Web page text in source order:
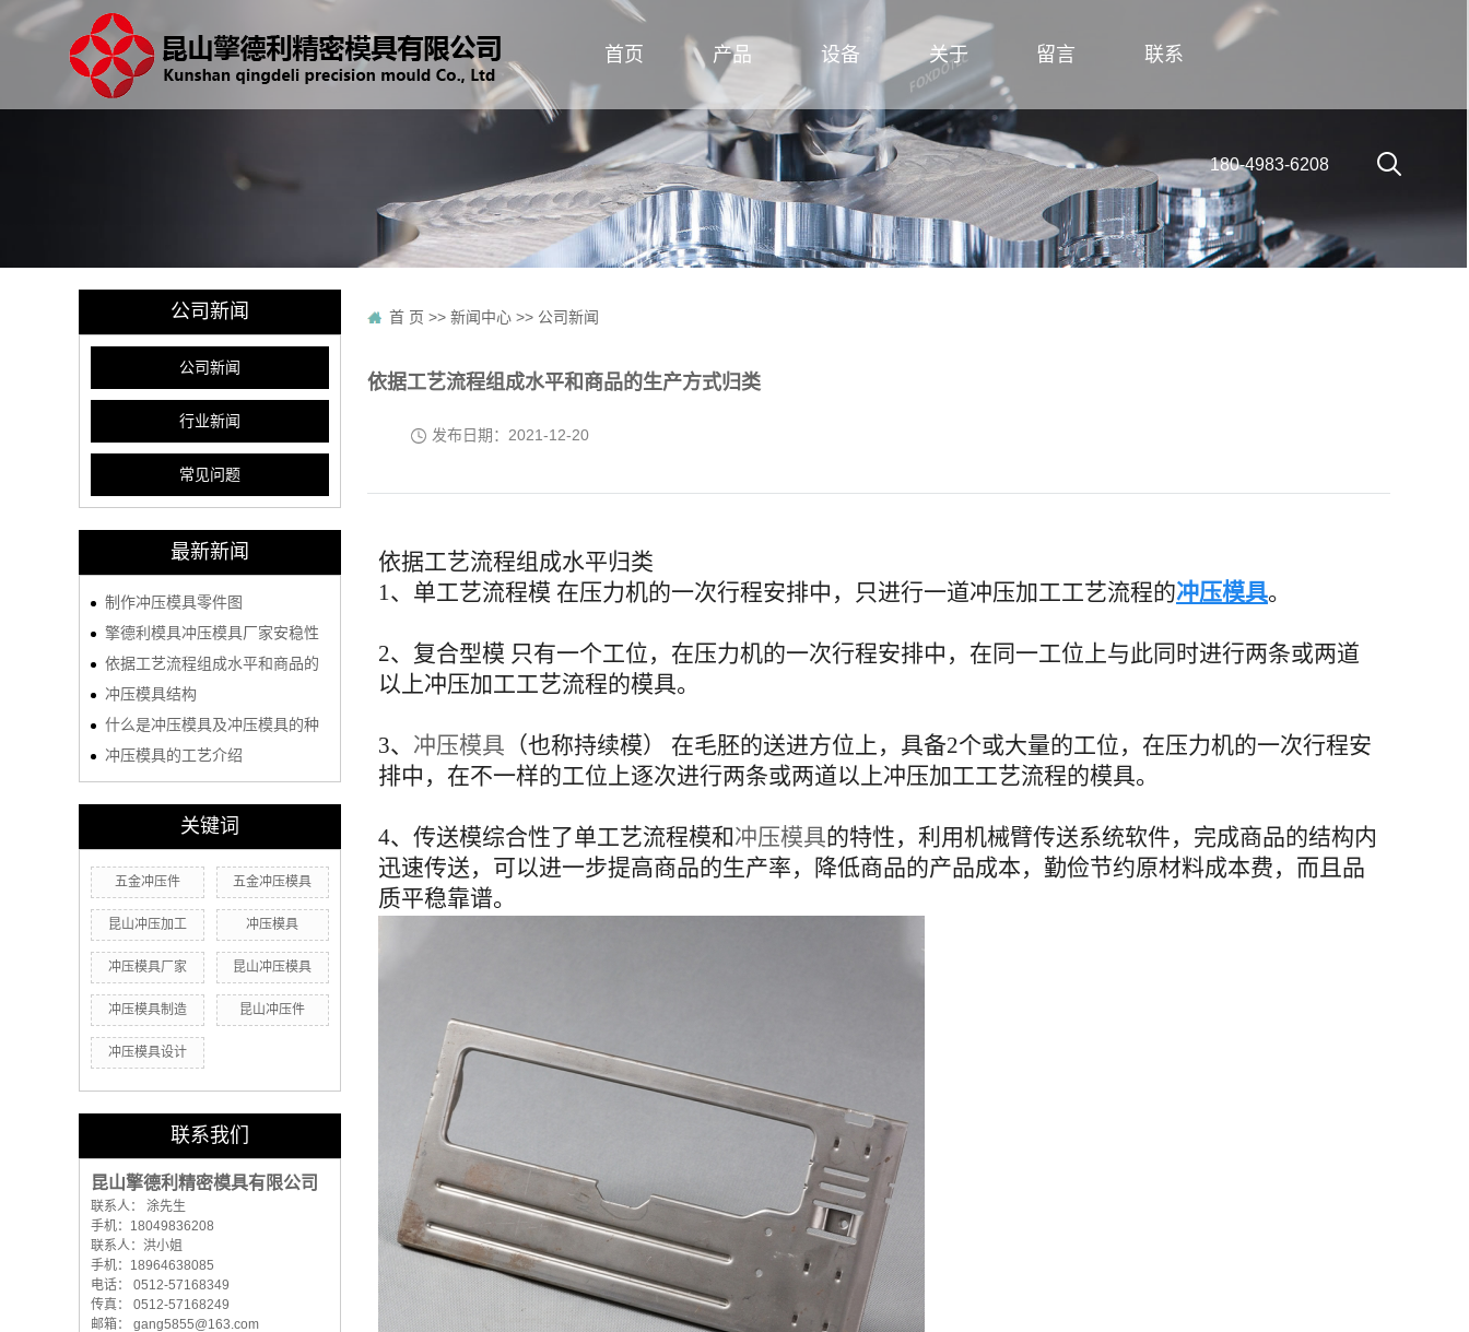
首页 产品 设备 关于 留言 联系
180-4983-6208
公司新闻
公司新闻
行业新闻
常见问题
最新新闻
制作冲压模具零件图
擎德利模具冲压模具厂家安稳性
依据工艺流程组成水平和商品的
冲压模具结构
什么是冲压模具及冲压模具的种
冲压模具的工艺介绍
关键词
五金冲压件 五金冲压模具
昆山冲压加工 冲压模具
冲压模具厂家 昆山冲压模具
冲压模具制造 昆山冲压件
冲压模具设计
联系我们
昆山擎德利精密模具有限公司
联系人： 涂先生
手机：18049836208
联系人：洪小姐
手机：18964638085
电话： 0512-57168349
传真： 0512-57168249
邮箱： gang5855@163.com
首 页 >> 新闻中心 >> 公司新闻
依据工艺流程组成水平和商品的生产方式归类
发布日期： 2021-12-20
依据工艺流程组成水平归类
1、单工艺流程模 在压力机的一次行程安排中，只进行一道冲压加工工艺流程的冲压模具。
2、复合型模 只有一个工位，在压力机的一次行程安排中，在同一工位上与此同时进行两条或两道
以上冲压加工工艺流程的模具。
3、 冲压模具 （也称持续模） 在毛胚的送进方位上，具备2个或大量的工位，在压力机的一次行程安
排中，在不一样的工位上逐次进行两条或两道以上冲压加工工艺流程的模具。
4、传送模综合性了单工艺流程模和冲压模具的特性，利用机械臂传送系统软件，完成商品的结构内
迅速传送，可以进一步提高商品的生产率，降低商品的产品成本，勤俭节约原材料成本费，而且品
质平稳靠谱。